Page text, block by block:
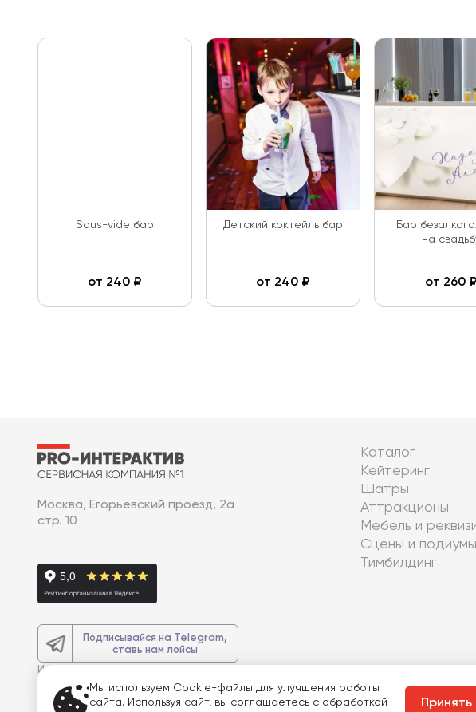
Sous-vide бар
от 240 ₽
Детский коктейль бар
от 240 ₽
Бар
на
от 260 ₽
Москва, Егорьевский проезд, 2а
стр. 10
Подписывайся на Telegram,
ставь нам лойсы
И получите
Каталог
Кейтеринг
Шатры
Аттракционы
Мебель и
Сцены и подиумы
Тимбилдинг
Мы используем Cookie-файлы для улучшения работы
сайта. Используя сайт, вы соглашаетесь с обработкой
Принять